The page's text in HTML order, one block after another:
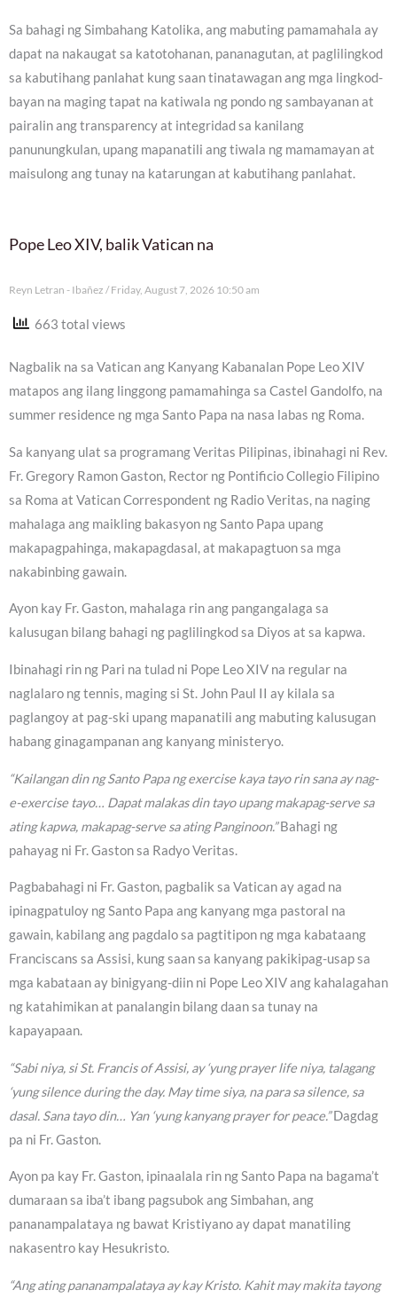
Sa bahagi ng Simbahang Katolika, ang mabuting pamamahala ay
dapat na nakaugat sa katotohanan, pananagutan, at paglilingkod
sa kabutihang panlahat kung saan tinatawagan ang mga lingkod-
bayan na maging tapat na katiwala ng pondo ng sambayanan at
pairalin ang transparency at integridad sa kanilang
panunungkulan, upang mapanatili ang tiwala ng mamamayan at
maisulong ang tunay na katarungan at kabutihang panlahat.
Pope Leo XIV, balik Vatican na
Reyn Letran - Ibañez Friday, August 7, 2026 10:50 am
663 total views
Nagbalik na sa Vatican ang Kanyang Kabanalan Pope Leo XIV
matapos ang ilang linggong pamamahinga sa Castel Gandolfo, na
summer residence ng mga Santo Papa na nasa labas ng Roma.
Sa kanyang ulat sa programang Veritas Pilipinas, ibinahagi ni Rev.
Fr. Gregory Ramon Gaston, Rector ng Pontificio Collegio Filipino
sa Roma at Vatican Correspondent ng Radio Veritas, na naging
mahalaga ang maikling bakasyon ng Santo Papa upang
makapagpahinga, makapagdasal, at makapagtuon sa mga
nakabinbing gawain.
Ayon kay Fr. Gaston, mahalaga rin ang pangangalaga sa
kalusugan bilang bahagi ng paglilingkod sa Diyos at sa kapwa.
Ibinahagi rin ng Pari na tulad ni Pope Leo XIV na regular na
naglalaro ng tennis, maging si St. John Paul II ay kilala sa
paglangoy at pag-ski upang mapanatili ang mabuting kalusugan
habang ginagampanan ang kanyang ministeryo.
“Kailangan din ng Santo Papa ng exercise kaya tayo rin sana ay nag-
e-exercise tayo… Dapat malakas din tayo upang makapag-serve sa
ating kapwa, makapag-serve sa ating Panginoon.”Bahagi ng
pahayag ni Fr. Gaston sa Radyo Veritas.
Pagbabahagi ni Fr. Gaston, pagbalik sa Vatican ay agad na
ipinagpatuloy ng Santo Papa ang kanyang mga pastoral na
gawain, kabilang ang pagdalo sa pagtitipon ng mga kabataang
Franciscans sa Assisi, kung saan sa kanyang pakikipag-usap sa
mga kabataan ay binigyang-diin ni Pope Leo XIV ang kahalagahan
ng katahimikan at panalangin bilang daan sa tunay na
kapayapaan.
“Sabi niya, si St. Francis of Assisi, ay ‘yung prayer life niya, talagang
‘yung silence during the day. May time siya, na para sa silence, sa
dasal. Sana tayo din… Yan ‘yung kanyang prayer for peace.”Dagdag
pa ni Fr. Gaston.
Ayon pa kay Fr. Gaston, ipinaalala rin ng Santo Papa na bagama’t
dumaraan sa iba’t ibang pagsubok ang Simbahan, ang
pananampalataya ng bawat Kristiyano ay dapat manatiling
nakasentro kay Hesukristo.
“Ang ating pananampalataya ay kay Kristo. Kahit may makita tayong